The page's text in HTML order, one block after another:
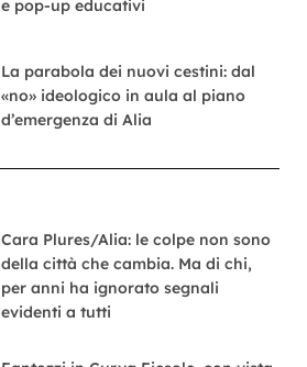
e pop-up educativi
La parabola dei nuovi cestini: dal
«no» ideologico in aula al piano
d’emergenza di Alia
Cara Plures/Alia: le colpe non sono
della città che cambia. Ma di chi,
per anni ha ignorato segnali
evidenti a tutti